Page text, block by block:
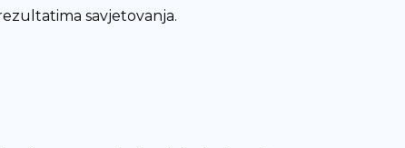
savjetovanja.